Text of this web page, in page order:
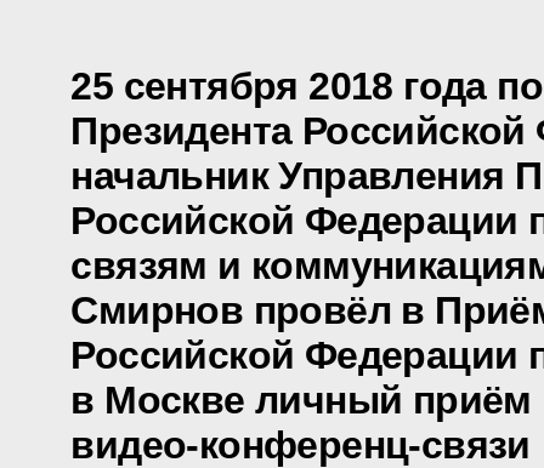
25 сентября 2018 года
Президента
начальник Управления
Российской Федерации
связям и
Смирнов провёл в
Российской Федерации
в Москве личный приём
видео-конференц-связи